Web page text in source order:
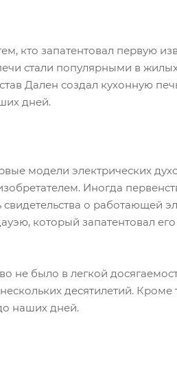
кто запатентовал первую
стали популярными в
Дален создал кухонную
дней.
модели электрических
Иногда
о работающей
который запатентовал
не было в легкой
десятилетий.
наших дней.